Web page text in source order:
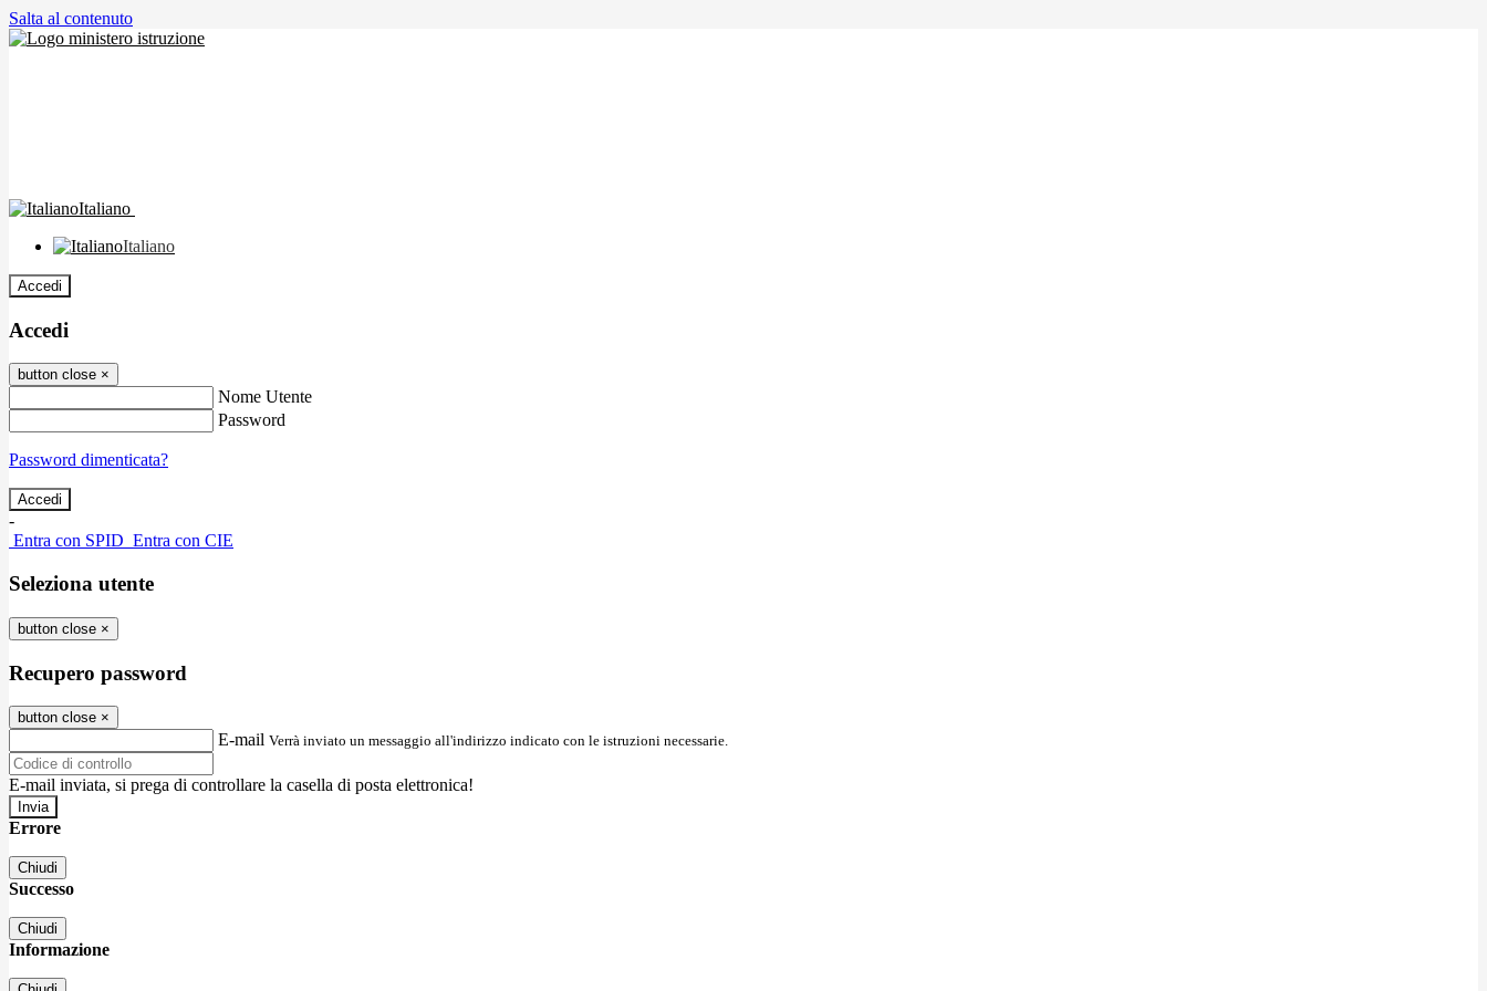
Salta al contenuto
Italiano
Italiano
Accedi
Accedi
button close ×
Nome Utente
Password
Password dimenticata?
-
Entra con SPID Entra con CIE
Seleziona utente
button close ×
Recupero password
button close ×
E-mail Verrà inviato un messaggio all'indirizzo indicato con le istruzioni necessarie.
E-mail inviata, si prega di controllare la casella di posta elettronica!
Errore
Chiudi
Successo
Chiudi
Informazione